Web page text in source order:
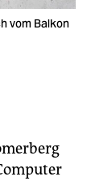
vom Balkon